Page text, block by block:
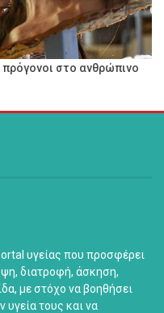
στο ανθρώπινο
υγείας που προσφέρει
διατροφή, άσκηση,
με στόχο να βοηθήσει
υγεία τους και να